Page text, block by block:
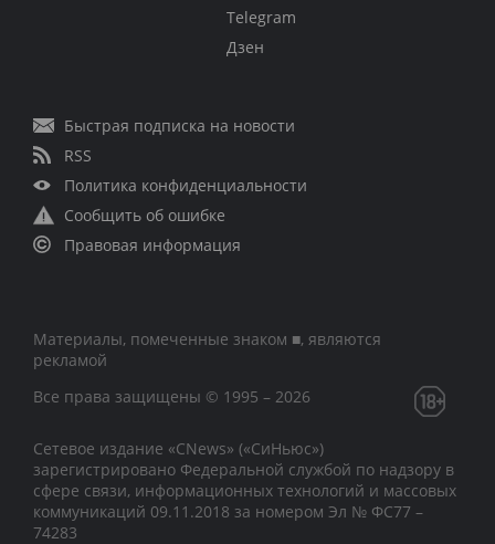
Telegram
Дзен
Быстрая подписка на новости
RSS
Политика конфиденциальности
Сообщить об ошибке
Правовая информация
Материалы, помеченные знаком ■, являются
рекламой
Все права защищены © 1995 – 2026
Сетевое издание «CNews» («СиНьюс»)
зарегистрировано Федеральной службой по надзору в
сфере связи, информационных технологий и массовых
коммуникаций 09.11.2018 за номером Эл № ФС77 –
74283